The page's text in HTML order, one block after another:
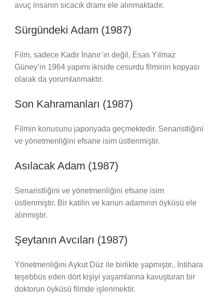
avuç insanın sıcacık dramı ele alınmaktadır.
Sürgündeki Adam (1987)
Film, sadece Kadir İnanır’ın değil, Esas Yılmaz
Güney’in 1964 yapımı ikiside cesurdu filminin kopyası
olarak da yorumlanmaktır.
Son Kahramanları (1987)
Filmin konusunu japonyada geçmektedir. Senaristliğini
ve yönetmenliğini efsane isim üstlenmiştir.
Asılacak Adam (1987)
Senaristliğini ve yönetmenliğini efsane isim
üstlenmiştir. Bir katilin ve kanun adamının öyküsü ele
alınmıştır.
Şeytanın Avcıları (1987)
Yönetmenliğini Aykut Düz ile birlikte yapmıştır.. İntihara
teşebbüs eden dört kişiyi yaşamlarına kavuşturan bir
doktorun öyküsü filmde işlenmektir.